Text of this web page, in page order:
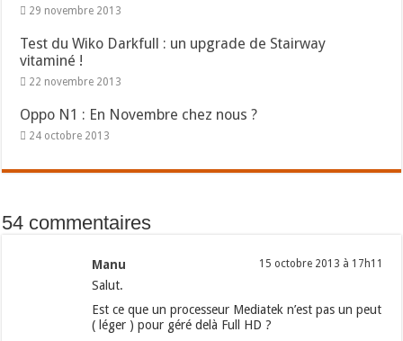
29 novembre 2013
Test du Wiko Darkfull : un upgrade de Stairway
vitaminé !
22 novembre 2013
Oppo N1 : En Novembre chez nous ?
24 octobre 2013
54 commentaires
Manu 15 octobre 2013 à 17h11
Salut.
Est ce que un processeur Mediatek n’est pas un peut
( léger ) pour géré delà Full HD ?